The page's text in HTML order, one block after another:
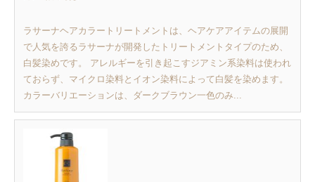
ラサーナヘアカラートリートメントは、ヘアケアアイテムの展開
で人気を誇るラサーナが開発したトリートメントタイプのため、
白髪染めです。 アレルギーを引き起こすジアミン系染料は使われ
ておらず、マイクロ染料とイオン染料によって白髪を染めます。
カラーバリエーションは、ダークブラウン一色のみ...